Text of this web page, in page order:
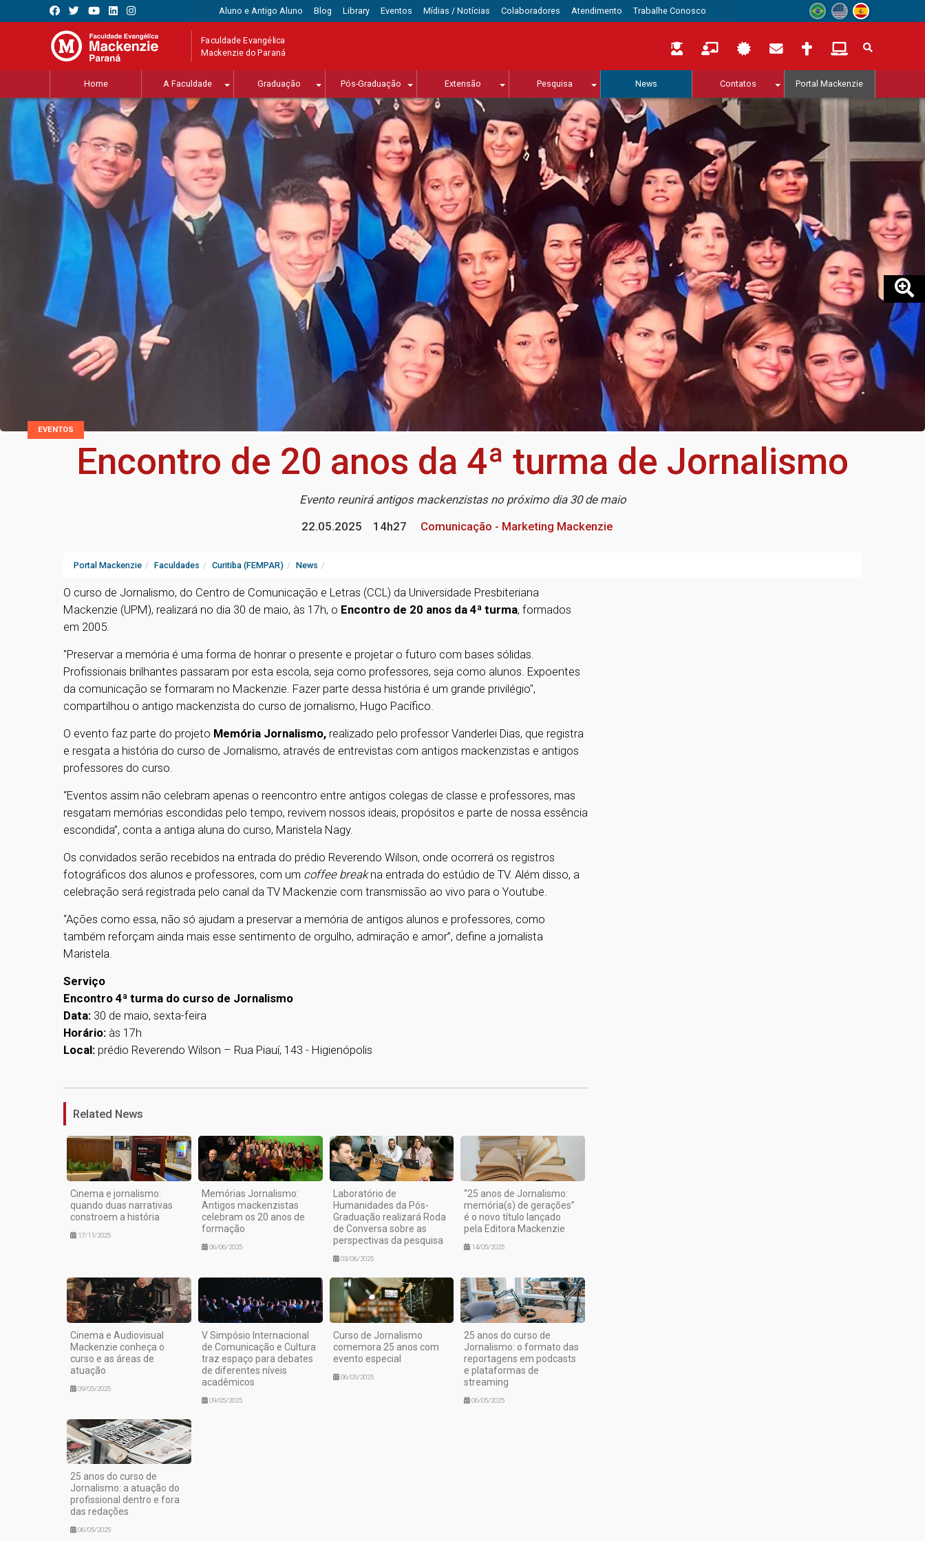
Aluno e Antigo Aluno Blog Library Eventos Mídias / Notícias Colaboradores Atendimento Trabalhe Conosco
Faculdade Evangélica
Mackenzie do Paraná
Home A Faculdade Graduação Pós-Graduação Extensão Pesquisa News Contatos Portal Mackenzie
EVENTOS
Encontro de 20 anos da 4ª turma de Jornalismo
Evento reunirá antigos mackenzistas no próximo dia 30 de maio
22.05.2025
14h27 Comunicação - Marketing Mackenzie
Portal Mackenzie Faculdades Curitiba (FEMPAR) News
O curso de Jornalismo, do Centro de Comunicação e Letras (CCL) da Universidade Presbiteriana
Mackenzie (UPM), realizará no dia 30 de maio, às 17h, o Encontro de 20 anos da 4ª turma, formados
em 2005.
"Preservar a memória é uma forma de honrar o presente e projetar o futuro com bases sólidas.
Profissionais brilhantes passaram por esta escola, seja como professores, seja como alunos. Expoentes
da comunicação se formaram no Mackenzie. Fazer parte dessa história é um grande privilégio",
compartilhou o antigo mackenzista do curso de jornalismo, Hugo Pacífico.
O evento faz parte do projeto Memória Jornalismo, realizado pelo professor Vanderlei Dias, que registra
e resgata a história do curso de Jornalismo, através de entrevistas com antigos mackenzistas e antigos
professores do curso.
“Eventos assim não celebram apenas o reencontro entre antigos colegas de classe e professores, mas
resgatam memórias escondidas pelo tempo, revivem nossos ideais, propósitos e parte de nossa essência
escondida”, conta a antiga aluna do curso, Maristela Nagy.
Os convidados serão recebidos na entrada do prédio Reverendo Wilson, onde ocorrerá os registros
fotográficos dos alunos e professores, com um coffee breakna entrada do estúdio de TV. Além disso, a
celebração será registrada pelo canal da TV Mackenzie com transmissão ao vivo para o Youtube.
“Ações como essa, não só ajudam a preservar a memória de antigos alunos e professores, como
também reforçam ainda mais esse sentimento de orgulho, admiração e amor”, define a jornalista
Maristela.
Serviço
Encontro 4ª turma do curso de Jornalismo
Data: 30 de maio, sexta-feira
Horário: às 17h
Local: prédio Reverendo Wilson – Rua Piauí, 143 - Higienópolis
1
Related News
Cinema e jornalismo:
quando duas narrativas
constroem a história
17/11/2025
Memórias Jornalismo:
Antigos mackenzistas
celebram os 20 anos de
formação
06/06/2025
Laboratório de
Humanidades da Pós-
Graduação realizará Roda
de Conversa sobre as
perspectivas da pesquisa
03/06/2025
“25 anos de Jornalismo:
memória(s) de gerações”
é o novo título lançado
pela Editora Mackenzie
14/05/2025
Cinema e Audiovisual
Mackenzie conheça o
curso e as áreas de
atuação
09/05/2025
V Simpósio Internacional
de Comunicação e Cultura
traz espaço para debates
de diferentes níveis
acadêmicos
09/05/2025
Curso de Jornalismo
comemora 25 anos com
evento especial
06/05/2025
25 anos do curso de
Jornalismo: o formato das
reportagens em podcasts
e plataformas de
streaming
06/05/2025
25 anos do curso de
Jornalismo: a atuação do
profissional dentro e fora
das redações
06/05/2025